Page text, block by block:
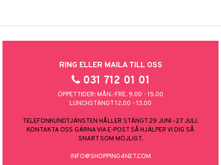
RING ELLER MAILA TILL OSS
031 712 01 01
ÖPPETTIDER: MÅN.-FRE. 9.00 - 15.00
LUNCHSTÄNGT 12.00 - 13.00
TELEFONKUNDTJÄNSTEN HÅLLER STÄNGT 29 JUNI–27 JULI.
KONTAKTA OSS GÄRNA VIA E-POST SÅ HJÄLPER VI DIG SÅ
SNART SOM MÖJLIGT.
INFO@SHOPPING4NET.COM